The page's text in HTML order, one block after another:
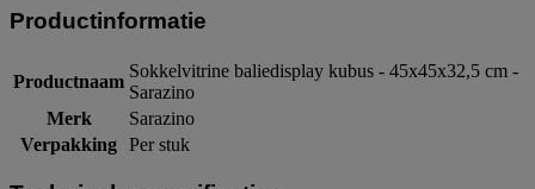
Productinformatie
Productnaam
Sokkelvitrine baliedisplay kubus - 45x45x32,5 cm -
Sarazino
Merk
Sarazino
Verpakking Per stuk